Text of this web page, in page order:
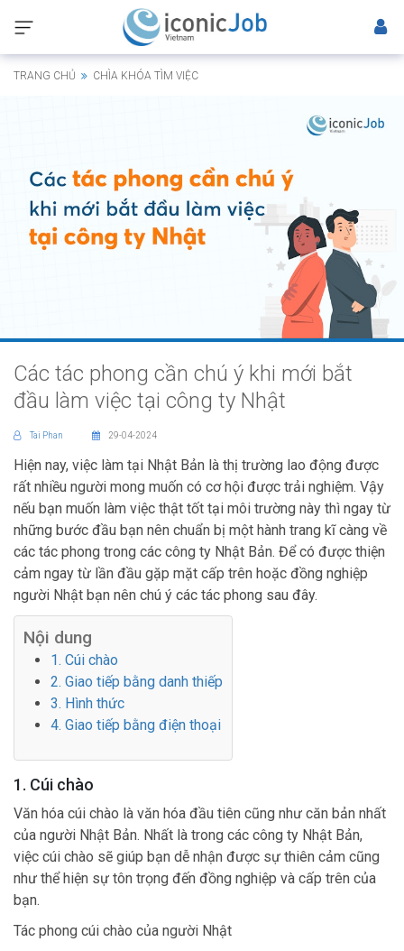
TRANG CHỦ CHÌA KHÓA TÌM VIỆC
Các tác phong cần chú ý khi mới bắt
đầu làm việc tại công ty Nhật
Tai Phan 29-04-2024
Hiện nay, việc làm tại Nhật Bản là thị trường lao động được
rất nhiều người mong muốn có cơ hội được trải nghiệm. Vậy
nếu bạn muốn làm việc thật tốt tại môi trường này thì ngay từ
những bước đầu bạn nên chuẩn bị một hành trang kĩ càng về
các tác phong trong các công ty Nhật Bản. Để có được thiện
cảm ngay từ lần đầu gặp mặt cấp trên hoặc đồng nghiệp
người Nhật bạn nên chú ý các tác phong sau đây.
Nội dung
1. Cúi chào
2. Giao tiếp bằng danh thiếp
3. Hình thức
4. Giao tiếp bằng điện thoại
1. Cúi chào
Văn hóa cúi chào là văn hóa đầu tiên cũng như căn bản nhất
của người Nhật Bản. Nhất là trong các công ty Nhật Bản,
việc cúi chào sẽ giúp bạn dễ nhận được sự thiên cảm cũng
như thể hiện sự tôn trọng đến đồng nghiệp và cấp trên của
bạn.
Tác phong cúi chào của người Nhật